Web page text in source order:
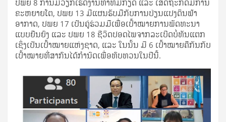
ປພຍ 8 ການມີວຽກເຮັດງານທໍາທີ່ມີກຽດ ແລະ ເສດຖະກິດມີການ
ຂະຫຍາຍໂຕ, ປພຍ 13 ມີແຜນຮັບມືກັບການປ່ຽນແປງດິນຟ້າ
ອາກາດ, ປພຍ 17 ເປັນຄູ່ຮ່ວມມືເພື່ອເປົ້າໝາຍການພັດທະນາ
ແບບຍືນຍົງ ແລະ ປພຍ 18 ຊີວິດປອດໄພຈາກລະເບີດບໍ່ທັນແຕກ
ເຊິ່ງເປັນເປົ້າໝາຍແຫ່ງຊາດ, ແລະ ໃນນັ້ນ ມີ 6 ເປົ້າໝາຍຄືກັນກັບ
ເປົ້າໝາຍທີ່ສາກົນໄດ້ກໍານົດເພື່ອທົບທວນໃນປີນີ້.